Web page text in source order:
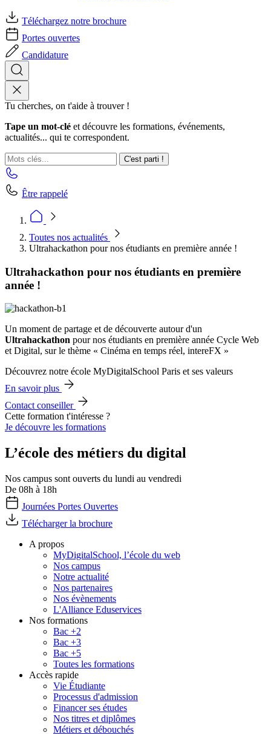
Téléchargez notre brochure
Portes ouvertes
Candidature
Tu cherches, on t'aide à trouver !
Tape un mot-clé et découvre les formations, événements,
actualités... qui te correspondent.
C'est parti !
Être rappelé
Toutes nos actualités
Ultrahackathon pour nos étudiants en première année !
Ultrahackathon pour nos étudiants en première
année !
Un moment de partage et de découverte autour d'un
Ultrahackathon pour nos étudiants en première année Cycle Web
et Digital, sur le thème « Cinéma en temps réel, intereFX »
Découvrez notre école MyDigitalSchool Paris et ses valeurs
En savoir plus
Contact conseiller
Cette formation t'intéresse ?
Je découvre les formations
L’école des métiers du digital
Nos campus sont ouverts du lundi au vendredi
De 08h à 18h
Journées Portes Ouvertes
Télécharger la brochure
A propos
MyDigitalSchool, l’école du web
Nos campus
Notre actualité
Nos partenaires
Nos évènements
L'Alliance Eduservices
Nos formations
Bac +2
Bac +3
Bac +5
Toutes les formations
Accès rapide
Vie Étudiante
Processus d'admission
Financer ses études
Nos titres et diplômes
Métiers et débouchés